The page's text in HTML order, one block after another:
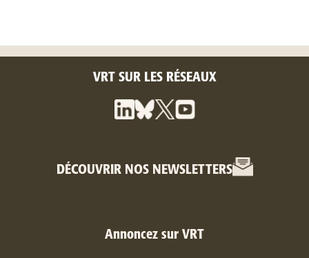
VRT SUR LES RÉSEAUX
DÉCOUVRIR NOS NEWSLETTERS
Annoncez sur VRT